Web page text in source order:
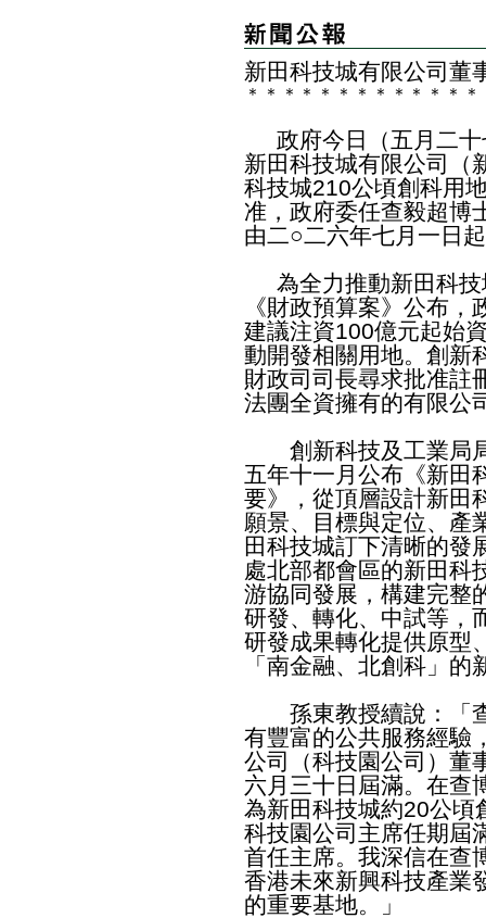
新田科技城有限公司董
＊ ＊ ＊ ＊ ＊ ＊ ＊ ＊ ＊ ＊ ＊ ＊ ＊
政府今日（五月二十
新田科技城有限公司（
科技城210公頃創科用
准，政府委任查毅超博
由二○二六年七月一日
為全力推動新田科技
《財政預算案》公布
建議注資100億元起始
動開發相關用地。創新
財政司司長尋求批准註
法團全資擁有的有限公
創新科技及工業局局
五年十一月公布《新田
要》，從頂層設計新田
願景、目標與定位、產
田科技城訂下清晰的發
處北部都會區的新田科
游協同發展，構建完整
研發、轉化、中試等，
研發成果轉化提供原型
「南金融、北創科」的
孫東教授續說：「查
有豐富的公共服務經驗
公司（科技園公司）董
六月三十日屆滿。在查
為新田科技城約20公頃
科技園公司主席任期屆
首任主席。我深信在查
香港未來新興科技產業
的重要基地。」